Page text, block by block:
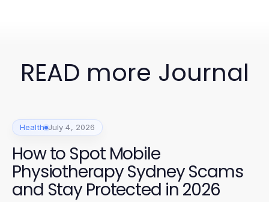
READ more Journal
Health July 4, 2026
How to Spot Mobile
Physiotherapy Sydney Scams
and Stay Protected in 2026